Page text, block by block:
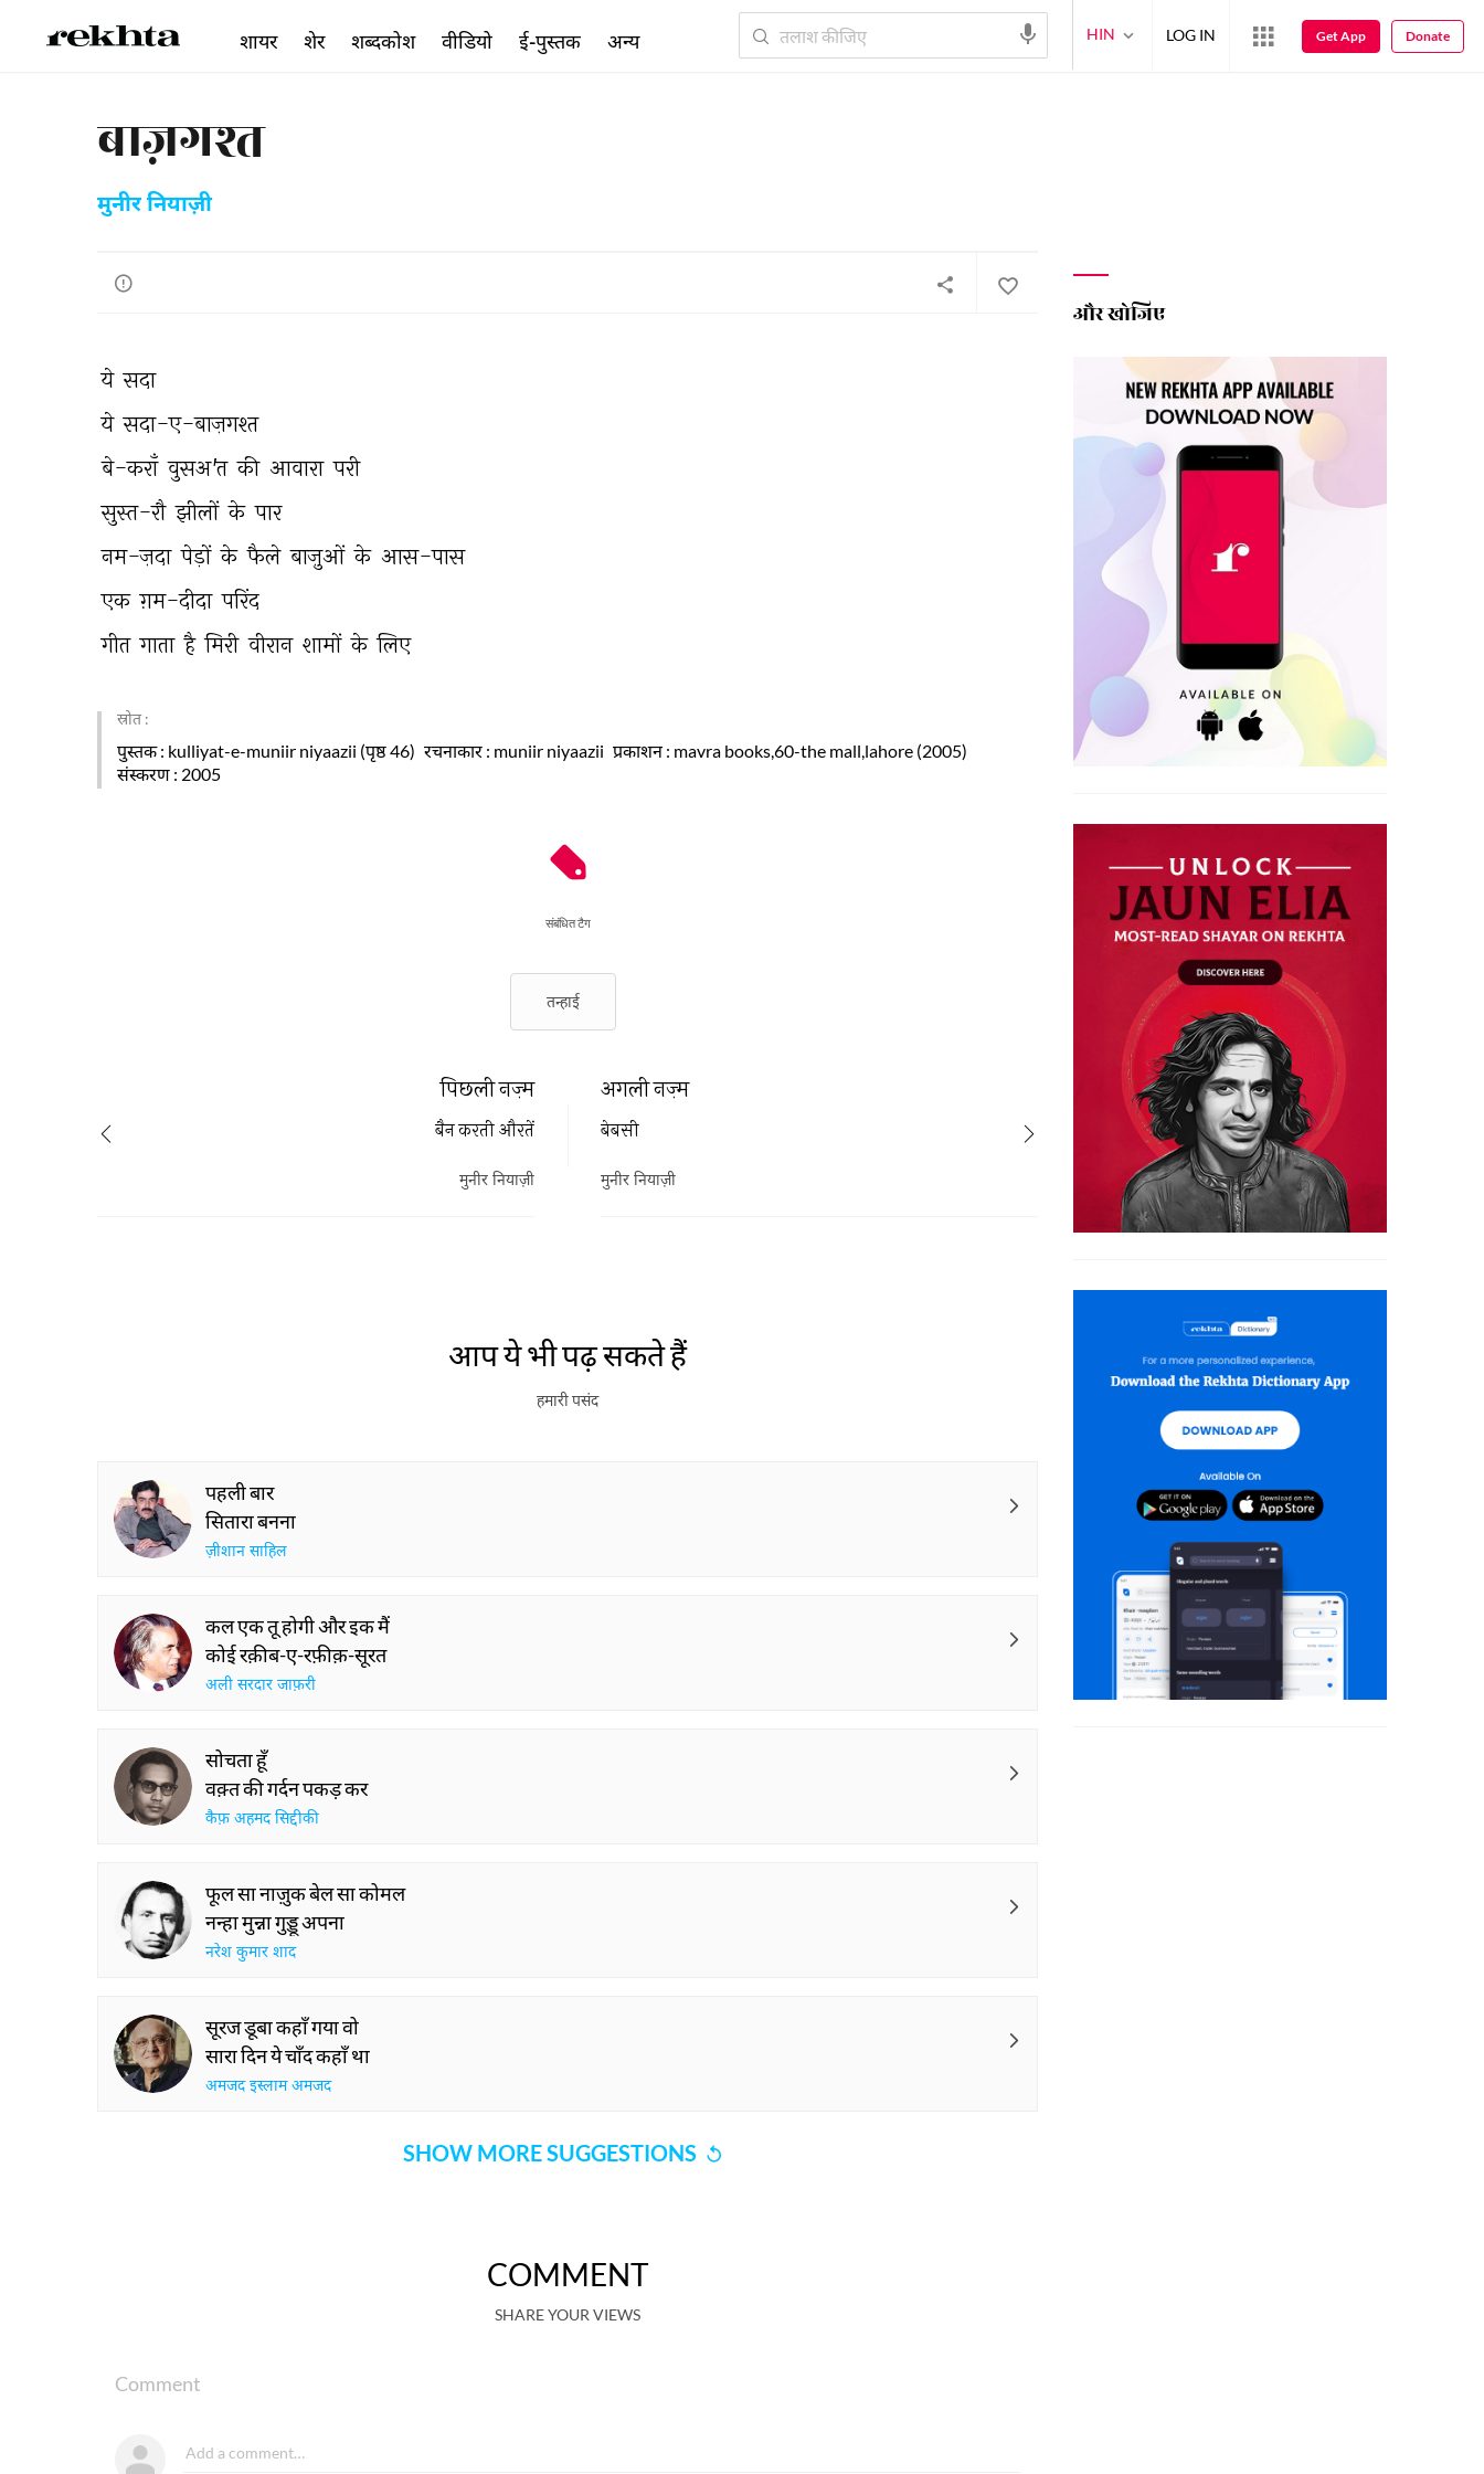
बाज़गश्त
मुनीर नियाज़ी
ये सदा
ये सदा-ए-बाज़गश्त
बे-कराँ वुसअ'त की आवारा परी
सुस्त-रौ झीलों के पार
नम-ज़दा पेड़ों के फैले बाज़ुओं के आस-पास
एक ग़म-दीदा परिंद
गीत गाता है मिरी वीरान शामों के लिए
स्रोत :
पुस्तक: kulliyat-e-muniir niyaazii (पृष्ठ 46) रचनाकार : muniir niyaazii प्रकाशन: mavra books,60-the mall,lahore (2005)
संस्करण : 2005
संबंधित टैग
तन्हाई
अगली नज़्म
बेबसी
मुनीर नियाज़ी
पिछली नज़्म
बैन करती औरतें
मुनीर नियाज़ी
आप ये भी पढ़ सकते हैं
हमारी पसंद
पहली बार
सितारा बनना
ज़ीशान साहिल
कल एक तू होगी और इक मैं
कोई रक़ीब-ए-रफ़ीक़-सूरत
अली सरदार जाफ़री
सोचता हूँ
वक़्त की गर्दन पकड़ कर
कैफ़ अहमद सिद्दीकी
फूल सा नाज़ुक बेल सा कोमल
नन्हा मुन्ना गुड्डू अपना
नरेश कुमार शाद
सूरज डूबा कहाँ गया वो
सारा दिन ये चाँद कहाँ था
अमजद इस्लाम अमजद
SHOW MORE SUGGESTIONS
COMMENT
SHARE YOUR VIEWS
Comment
और खोजिए
शायर शेर शब्दकोश वीडियो ई-पुस्तक अन्य HIN LOG IN Get App Donate